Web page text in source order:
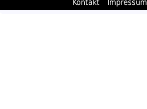
Kontakt Impressum